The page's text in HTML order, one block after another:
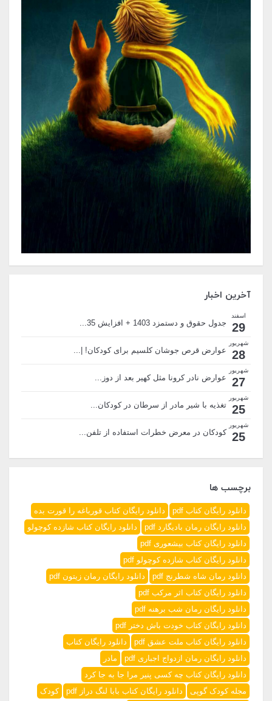
آخرین اخبار
اسفند
29 جدول حقوق و دستمزد 1403 + افزایش 35...
شهریور
28 عوارض قرص جوشان کلسیم برای کودکان! |...
شهریور
27 عوارض نادر کرونا مثل کهیر بعد از دوز...
شهریور
25 تغذیه با شیر مادر از سرطان در کودکان...
شهریور
25 کودکان در معرض خطرات استفاده از تلفن...
برچسب ها
دانلود رایگان کتاب pdf
دانلود رایگان کتاب قورباغه را قورت بده
دانلود رایگان رمان بادیگارد pdf
دانلود رایگان کتاب شازده کوچولو
دانلود رایگان کتاب بیشعوری pdf
دانلود رایگان کتاب شازده کوچولو pdf
دانلود رمان شاه شطرنج pdf
دانلود رایگان رمان زیتون pdf
دانلود رایگان کتاب اثر مرکب pdf
دانلود رایگان رمان شب برهنه pdf
دانلود رایگان کتاب خودت باش دختر pdf
دانلود رایگان کتاب ملت عشق pdf
دانلود رایگان کتاب
دانلود رایگان رمان ازدواج اجباری pdf
مادر
دانلود رایگان کتاب چه کسی پنیر مرا جا به جا کرد
مجله کودک گوپی
دانلود رایگان کتاب بابا لنگ دراز pdf
کودک